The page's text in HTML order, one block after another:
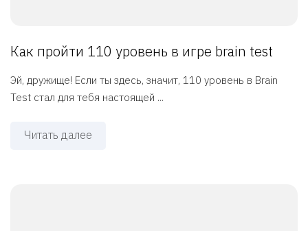
Как пройти 110 уровень в игре brain test
Эй, дружище! Если ты здесь, значит, 110 уровень в Brain
Test стал для тебя настоящей ...
Читать далее